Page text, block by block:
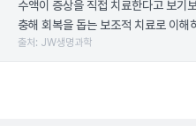
수액이 증상을 직접 치료한다고 보기
충해 회복을 돕는 보조적 치료로 이해
출처: JW생명과학